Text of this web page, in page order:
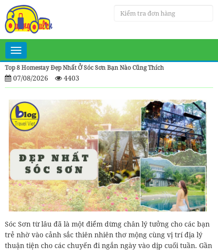
Toggle
navigation
Top 8 Homestay Đẹp Nhất Ở Sóc Sơn Bạn Nào Cũng Thích
07/08/2026 4403
Sóc Sơn từ lâu đã là một điểm dừng chân lý tưởng cho các bạn
trẻ nhờ vào cảnh sắc thiên nhiên thơ mộng cùng vị trí địa lý
thuận tiện cho các chuyến đi ngắn ngày vào dịp cuối tuần. Gần